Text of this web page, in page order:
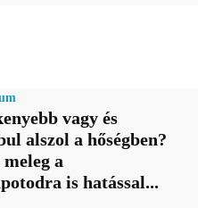
vagy és
alszol a hőségben?
a
is hatással...